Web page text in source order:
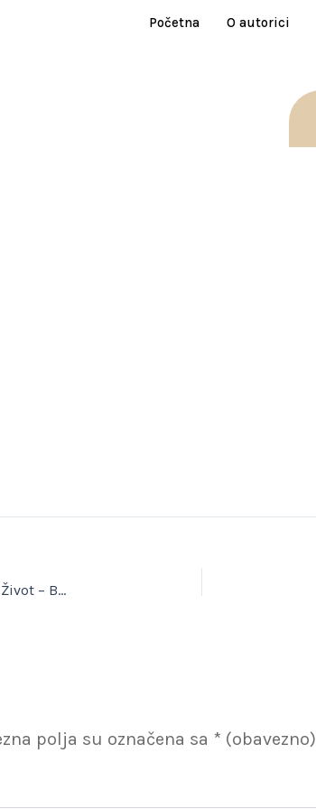
Početna O autorici
Konstelacijski lipanj na Šolti – Živjeti Život iz povjerenja u Život – Bojana Svalina
polja su označena sa * (obavezno)